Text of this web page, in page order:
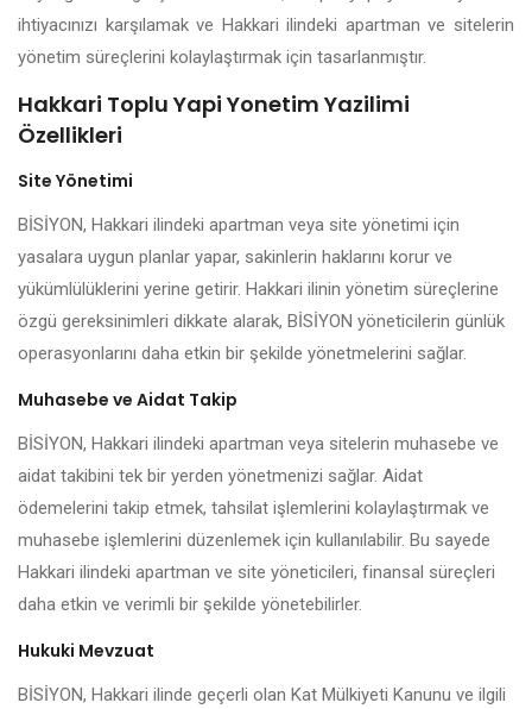
ihtiyacınızı karşılamak ve Hakkari ilindeki apartman ve sitelerin
yönetim süreçlerini kolaylaştırmak için tasarlanmıştır.
Hakkari Toplu Yapi Yonetim Yazilimi
Özellikleri
Site Yönetimi
BİSİYON, Hakkari ilindeki apartman veya site yönetimi için
yasalara uygun planlar yapar, sakinlerin haklarını korur ve
yükümlülüklerini yerine getirir. Hakkari ilinin yönetim süreçlerine
özgü gereksinimleri dikkate alarak, BİSİYON yöneticilerin günlük
operasyonlarını daha etkin bir şekilde yönetmelerini sağlar.
Muhasebe ve Aidat Takip
BİSİYON, Hakkari ilindeki apartman veya sitelerin muhasebe ve
aidat takibini tek bir yerden yönetmenizi sağlar. Aidat
ödemelerini takip etmek, tahsilat işlemlerini kolaylaştırmak ve
muhasebe işlemlerini düzenlemek için kullanılabilir. Bu sayede
Hakkari ilindeki apartman ve site yöneticileri, finansal süreçleri
daha etkin ve verimli bir şekilde yönetebilirler.
Hukuki Mevzuat
BİSİYON, Hakkari ilinde geçerli olan Kat Mülkiyeti Kanunu ve ilgili